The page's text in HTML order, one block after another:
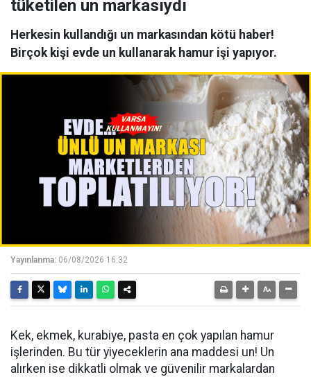
tüketilen un markasıydı
Herkesin kullandığı un markasından kötü haber!
Birçok kişi evde un kullanarak hamur işi yapıyor.
Yayınlanma: 06/08/2026 16:32
Kek, ekmek, kurabiye, pasta en çok yapılan hamur
işlerinden. Bu tür yiyeceklerin ana maddesi un! Un
alırken ise dikkatli olmak ve güvenilir markalardan